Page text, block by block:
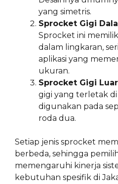
yang simetris.
Sprocket Gigi
Sprocket ini
dalam lingkaran,
aplikasi yang
ukuran.
Sprocket Gigi
gigi yang terletak di
digunakan pada
roda dua.
Setiap jenis sprocket
berbeda, sehingga
memengaruhi kinerja
kebutuhan spesifik di